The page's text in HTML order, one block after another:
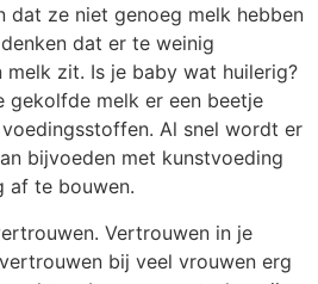
dat ze niet genoeg melk hebben
dat er te weinig
zit. Is je baby wat huilerig?
gekolfde melk er een beetje
Al snel wordt er
bijvoeden met kunstvoeding
af te bouwen.
Vertrouwen in je
bij veel vrouwen erg